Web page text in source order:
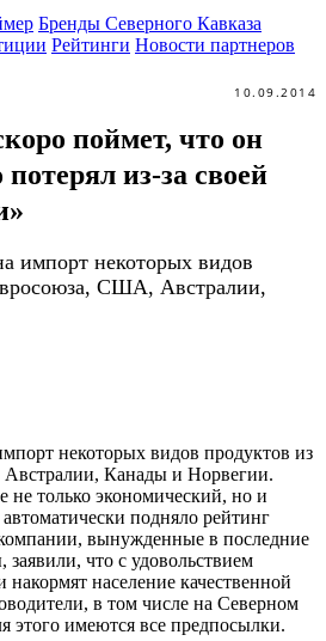
Бренды Северного Кавказа
Рейтинги Новости партнеров
10.09.2014
поймет, что он
из-за своей
импорт некоторых видов
США, Австралии,
некоторых видов продуктов из
Канады и Норвегии.
только экономический, но и
подняло рейтинг
вынужденные в последние
что с удовольствием
накормят население качественной
в том числе на Северном
этого имеются все предпосылки.